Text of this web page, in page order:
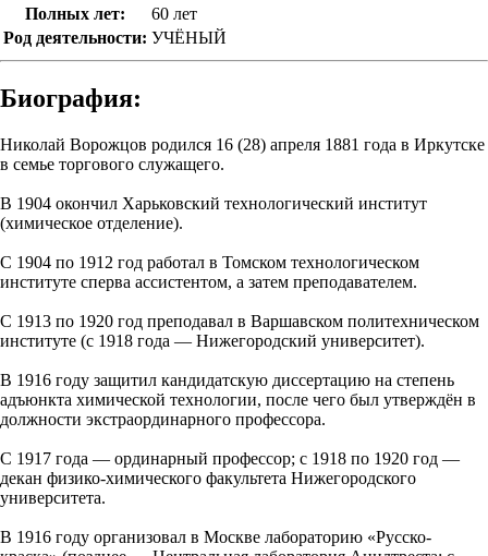
Полных лет:
60 лет
Род деятельности: УЧЁНЫЙ
Биография:
Николай Ворожцов родился 16 (28) апреля 1881 года в Иркутске
в семье торгового служащего.
В 1904 окончил Харьковский технологический институт
(химическое отделение).
С 1904 по 1912 год работал в Томском технологическом
институте сперва ассистентом, а затем преподавателем.
С 1913 по 1920 год преподавал в Варшавском политехническом
институте (с 1918 года — Нижегородский университет).
В 1916 году защитил кандидатскую диссертацию на степень
адъюнкта химической технологии, после чего был утверждён в
должности экстраординарного профессора.
С 1917 года — ординарный профессор; с 1918 по 1920 год —
декан физико-химического факультета Нижегородского
университета.
В 1916 году организовал в Москве лабораторию «Русско-